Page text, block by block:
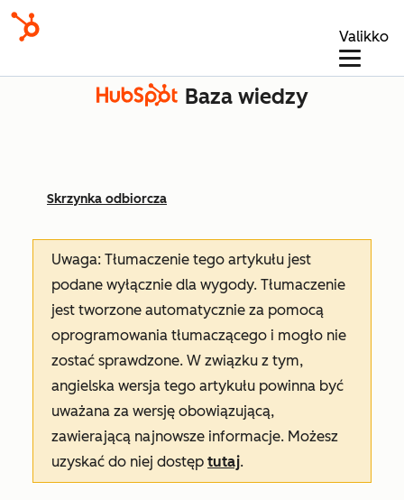
Valikko
Baza wiedzy
Skrzynka odbiorcza
Uwaga: Tłumaczenie tego artykułu jest
podane wyłącznie dla wygody. Tłumaczenie
jest tworzone automatycznie za pomocą
oprogramowania tłumaczącego i mogło nie
zostać sprawdzone. W związku z tym,
angielska wersja tego artykułu powinna być
uważana za wersję obowiązującą,
zawierającą najnowsze informacje. Możesz
uzyskać do niej dostęp tutaj.